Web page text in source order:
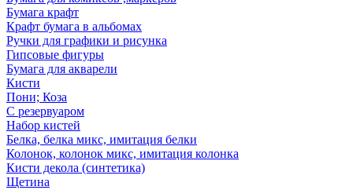
Бумага крафт
Крафт бумага в альбомах
Ручки для графики и рисунка
Гипсовые фигуры
Бумага для акварели
Кисти
Пони; Коза
С резервуаром
Набор кистей
Белка, белка микс, имитация белки
Колонок, колонок микс, имитация колонка
Кисти декола (синтетика)
Щетина